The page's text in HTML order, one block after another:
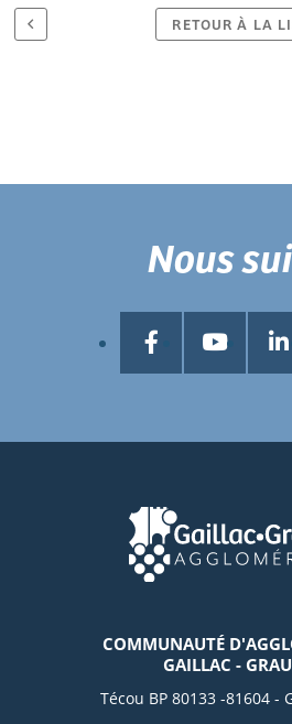
RETOUR À LA
COMMUNAUTÉ
GAILLAC -
Técou BP 80133 -81604 -
Nous